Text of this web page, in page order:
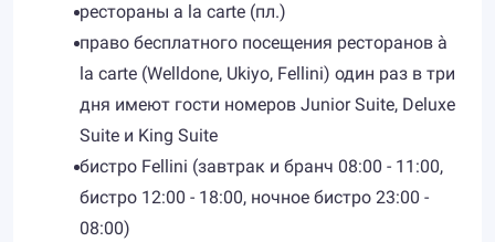
рестораны a la carte (пл.)
право бесплатного посещения ресторанов à
la carte (Welldone, Ukiyo, Fellini) один раз в три
дня имеют гости номеров Junior Suite, Deluxe
Suite и King Suite
бистро Fellini (завтрак и бранч 08:00 - 11:00,
бистро 12:00 - 18:00, ночное бистро 23:00 -
08:00)